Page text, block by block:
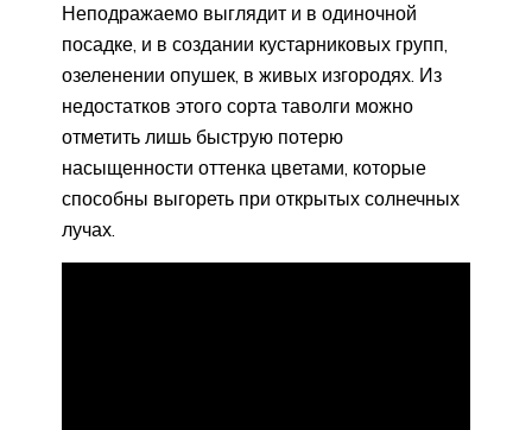
Неподражаемо выглядит и в одиночной
посадке, и в создании кустарниковых групп,
озеленении опушек, в живых изгородях. Из
недостатков этого сорта таволги можно
отметить лишь быструю потерю
насыщенности оттенка цветами, которые
способны выгореть при открытых солнечных
лучах.